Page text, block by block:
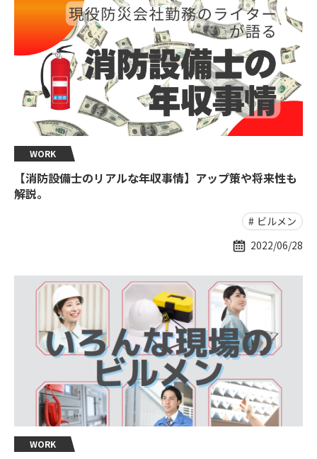
WORK
【消防設備士のリアルな年収事情】アップ策や将来性も
解説。
ビルメン
2022/06/28
WORK